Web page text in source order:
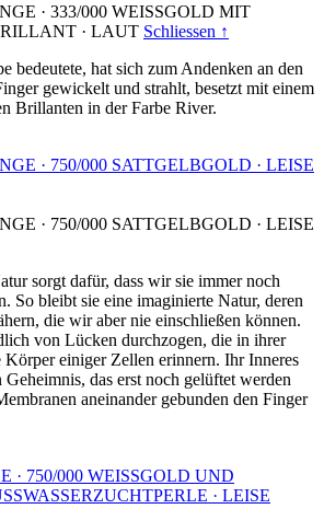
· 333/000 WEISSGOLD MIT
· LAUT Schliessen ↑
bedeutete, hat sich zum Andenken an den
gewickelt und strahlt, besetzt mit einem
Brillanten in der Farbe River.
· 750/000 SATTGELBGOLD · LEISE
· 750/000 SATTGELBGOLD · LEISE
sorgt dafür, dass wir sie immer noch
So bleibt sie eine imaginierte Natur, deren
die wir aber nie einschließen können.
von Lücken durchzogen, die in ihrer
Körper einiger Zellen erinnern. Ihr Inneres
Geheimnis, das erst noch gelüftet werden
aneinander gebunden den Finger
· 750/000 WEISSGOLD UND
· LEISE